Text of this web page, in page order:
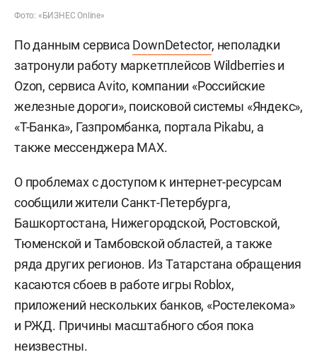
Фото: «БИЗНЕС Online»
По данным сервиса DownDetector, неполадки
затронули работу маркетплейсов Wildberries и
Ozon, сервиса Avito, компании «Российские
железные дороги», поисковой системы «Яндекс»,
«Т-Банка», Газпромбанка, портала Pikabu, а
также мессенджера MAX.
О проблемах с доступом к интернет-ресурсам
сообщили жители Санкт-Петербурга,
Башкортостана, Нижегородской, Ростовской,
Тюменской и Тамбовской областей, а также
ряда других регионов. Из Татарстана обращения
касаются сбоев в работе игры Roblox,
приложений нескольких банков, «Ростелекома»
и РЖД. Причины масштабного сбоя пока
неизвестны.